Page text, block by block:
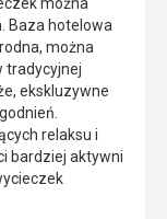
można
Baza hotelowa
można
tradycyjnej
ekskluzywne
relaksu i
bardziej aktywni